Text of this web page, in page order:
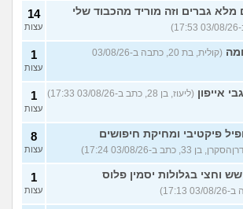
גברים וזה מוריד מהכבוד שלי 14
עצות
(קולית, בת 20, כתבה ב-03/08/26
1
עצות
אייפון (ליעוז, בן 28, כתב ב-03/08/26 17:33) 1
עצות
פיקטיבי ומחיקת חיפושים
בן 33, כתב ב-03/08/26 17:24)
8
עצות
וחצי בגלולות יסמין פלוס 1
עצות